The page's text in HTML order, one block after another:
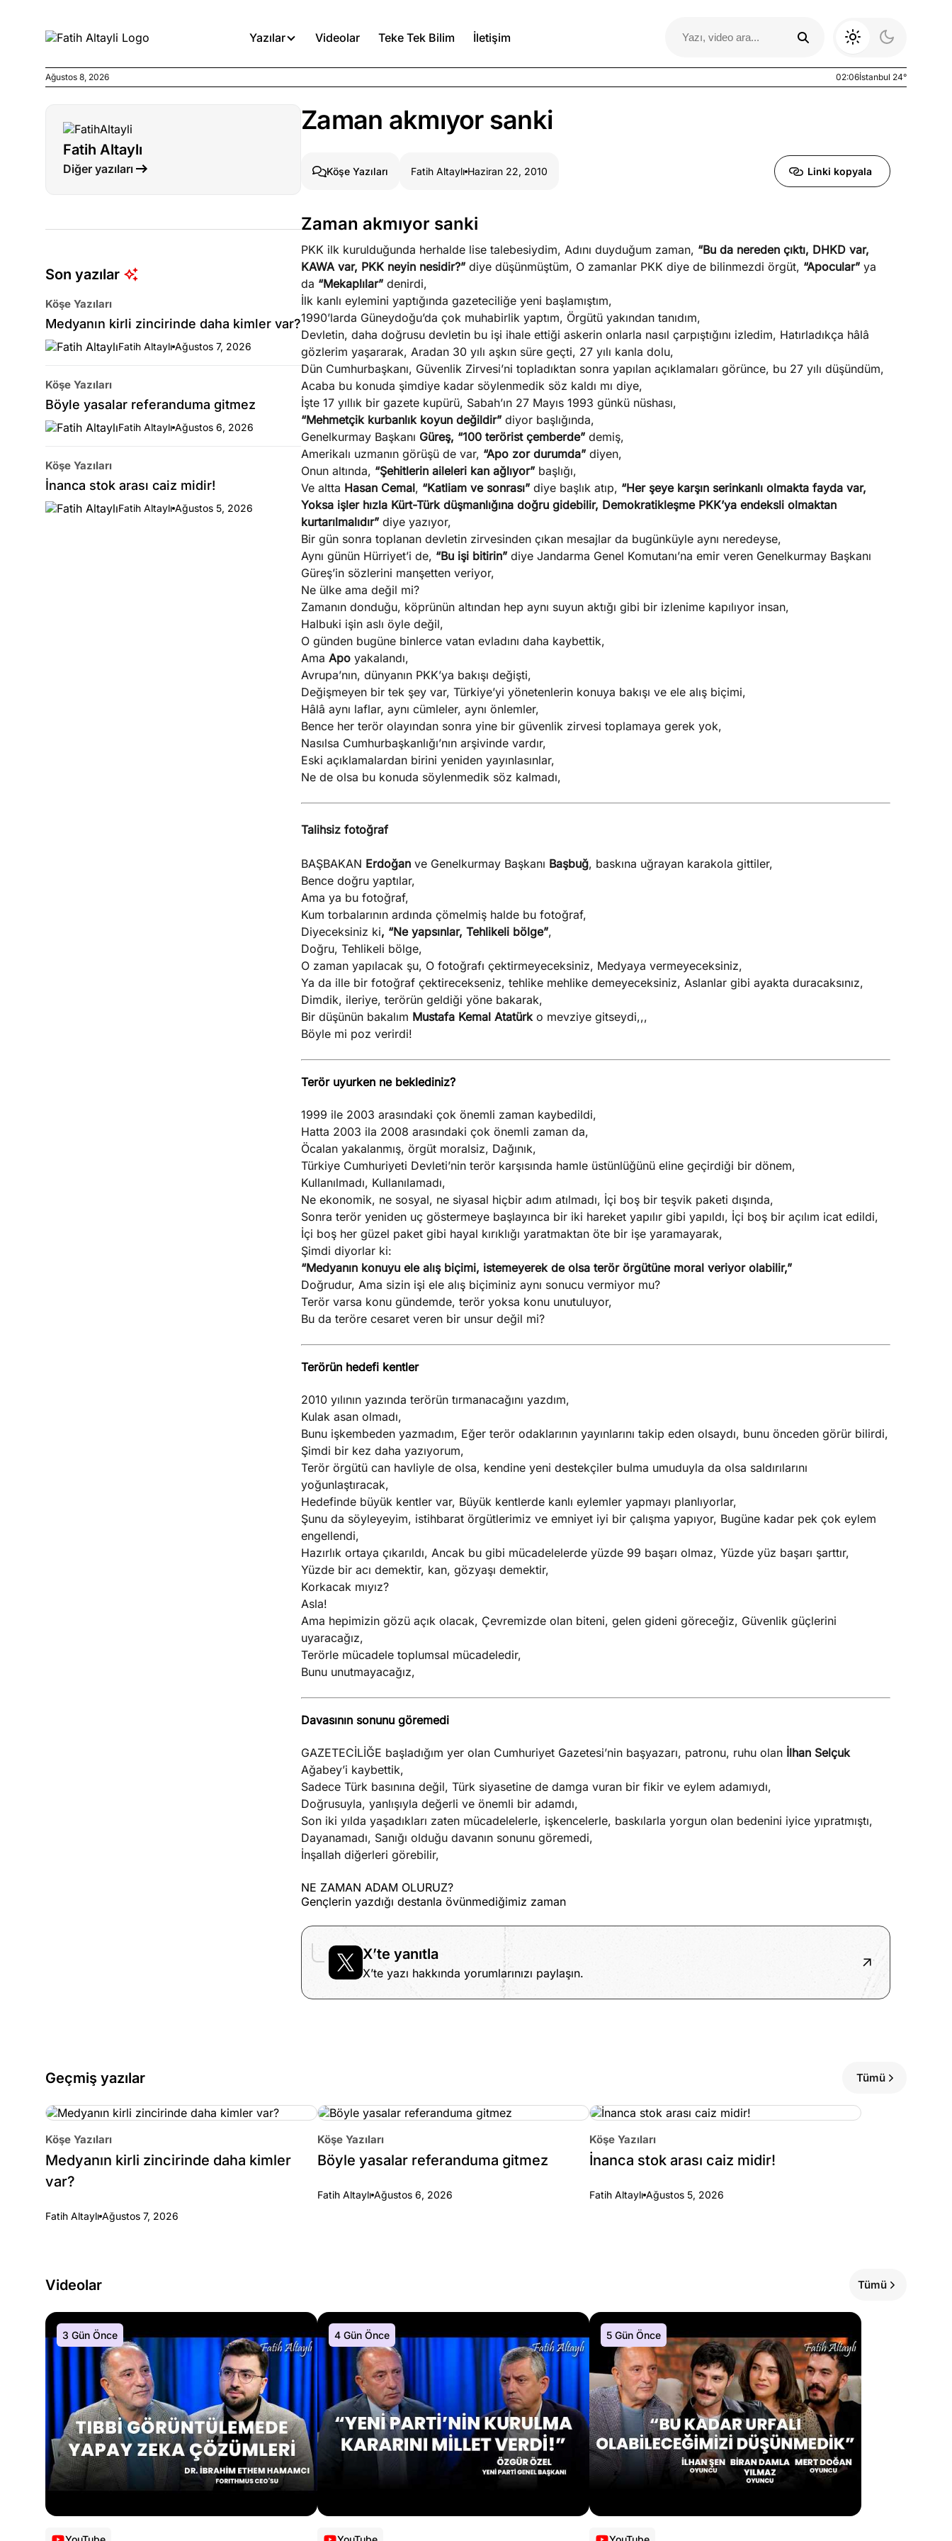
Yazılar Videolar Teke Tek Bilim İletişim
Medyanın kirli zincirinde daha kimler var?
Böyle yasalar referanduma gitmez
Ağustos 5, 2026
İnanca stok arası caiz midir!
Köşe Yazıları Spor Yazıları Otomobil Yazıları
Ağustos 8, 2026 02:06İstanbul 24°
Fatih Altaylı
Diğer yazıları
Son yazılar
Köşe Yazıları
Medyanın kirli zincirinde daha kimler var?
Fatih Altaylı Ağustos 7, 2026
Köşe Yazıları
Böyle yasalar referanduma gitmez
Fatih Altaylı Ağustos 6, 2026
Köşe Yazıları
İnanca stok arası caiz midir!
Fatih Altaylı Ağustos 5, 2026
Zaman akmıyor sanki
Köşe Yazıları Fatih Altaylı Haziran 22, 2010 Linki kopyala
Zaman akmıyor sanki
PKK ilk kurulduğunda herhalde lise talebesiydim, Adını duyduğum zaman, “Bu da nereden çıktı, DHKD var,
KAWA var, PKK neyin nesidir?” diye düşünmüştüm, O zamanlar PKK diye de bilinmezdi örgüt, “Apocular” ya
da “Mekaplılar” denirdi,
İlk kanlı eylemini yaptığında gazeteciliğe yeni başlamıştım,
1990’larda Güneydoğu’da çok muhabirlik yaptım, Örgütü yakından tanıdım,
Devletin, daha doğrusu devletin bu işi ihale ettiği askerin onlarla nasıl çarpıştığını izledim, Hatırladıkça hâlâ
gözlerim yaşararak, Aradan 30 yılı aşkın süre geçti, 27 yılı kanla dolu,
Dün Cumhurbaşkanı, Güvenlik Zirvesi’ni topladıktan sonra yapılan açıklamaları görünce, bu 27 yılı düşündüm,
Acaba bu konuda şimdiye kadar söylenmedik söz kaldı mı diye,
İşte 17 yıllık bir gazete kupürü, Sabah’ın 27 Mayıs 1993 günkü nüshası,
“Mehmetçik kurbanlık koyun değildir” diyor başlığında,
Genelkurmay Başkanı Güreş, “100 terörist çemberde” demiş,
Amerikalı uzmanın görüşü de var, “Apo zor durumda” diyen,
Onun altında, “Şehitlerin aileleri kan ağlıyor” başlığı,
Ve altta Hasan Cemal, “Katliam ve sonrası” diye başlık atıp, “Her şeye karşın serinkanlı olmakta fayda var,
Yoksa işler hızla Kürt-Türk düşmanlığına doğru gidebilir, Demokratikleşme PKK’ya endeksli olmaktan
kurtarılmalıdır” diye yazıyor,
Bir gün sonra toplanan devletin zirvesinden çıkan mesajlar da bugünküyle aynı neredeyse,
Aynı günün Hürriyet’i de, “Bu işi bitirin” diye Jandarma Genel Komutanı’na emir veren Genelkurmay Başkanı
Güreş’in sözlerini manşetten veriyor,
Ne ülke ama değil mi?
Zamanın donduğu, köprünün altından hep aynı suyun aktığı gibi bir izlenime kapılıyor insan,
Halbuki işin aslı öyle değil,
O günden bugüne binlerce vatan evladını daha kaybettik,
Ama Apo yakalandı,
Avrupa’nın, dünyanın PKK’ya bakışı değişti,
Değişmeyen bir tek şey var, Türkiye’yi yönetenlerin konuya bakışı ve ele alış biçimi,
Hâlâ aynı laflar, aynı cümleler, aynı önlemler,
Bence her terör olayından sonra yine bir güvenlik zirvesi toplamaya gerek yok,
Nasılsa Cumhurbaşkanlığı’nın arşivinde vardır,
Eski açıklamalardan birini yeniden yayınlasınlar,
Ne de olsa bu konuda söylenmedik söz kalmadı,
Talihsiz fotoğraf
BAŞBAKAN Erdoğan ve Genelkurmay Başkanı Başbuğ, baskına uğrayan karakola gittiler,
Bence doğru yaptılar,
Ama ya bu fotoğraf,
Kum torbalarının ardında çömelmiş halde bu fotoğraf,
Diyeceksiniz ki, “Ne yapsınlar, Tehlikeli bölge”,
Doğru, Tehlikeli bölge,
O zaman yapılacak şu, O fotoğrafı çektirmeyeceksiniz, Medyaya vermeyeceksiniz,
Ya da ille bir fotoğraf çektirecekseniz, tehlike mehlike demeyeceksiniz, Aslanlar gibi ayakta duracaksınız,
Dimdik, ileriye, terörün geldiği yöne bakarak,
Bir düşünün bakalım Mustafa Kemal Atatürk o mevziye gitseydi,,,
Böyle mi poz verirdi!
Terör uyurken ne beklediniz?
1999 ile 2003 arasındaki çok önemli zaman kaybedildi,
Hatta 2003 ila 2008 arasındaki çok önemli zaman da,
Öcalan yakalanmış, örgüt moralsiz, Dağınık,
Türkiye Cumhuriyeti Devleti’nin terör karşısında hamle üstünlüğünü eline geçirdiği bir dönem,
Kullanılmadı, Kullanılamadı,
Ne ekonomik, ne sosyal, ne siyasal hiçbir adım atılmadı, İçi boş bir teşvik paketi dışında,
Sonra terör yeniden uç göstermeye başlayınca bir iki hareket yapılır gibi yapıldı, İçi boş bir açılım icat edildi,
İçi boş her güzel paket gibi hayal kırıklığı yaratmaktan öte bir işe yaramayarak,
Şimdi diyorlar ki:
“Medyanın konuyu ele alış biçimi, istemeyerek de olsa terör örgütüne moral veriyor olabilir,”
Doğrudur, Ama sizin işi ele alış biçiminiz aynı sonucu vermiyor mu?
Terör varsa konu gündemde, terör yoksa konu unutuluyor,
Bu da teröre cesaret veren bir unsur değil mi?
Terörün hedefi kentler
2010 yılının yazında terörün tırmanacağını yazdım,
Kulak asan olmadı,
Bunu işkembeden yazmadım, Eğer terör odaklarının yayınlarını takip eden olsaydı, bunu önceden görür bilirdi,
Şimdi bir kez daha yazıyorum,
Terör örgütü can havliyle de olsa, kendine yeni destekçiler bulma umuduyla da olsa saldırılarını
yoğunlaştıracak,
Hedefinde büyük kentler var, Büyük kentlerde kanlı eylemler yapmayı planlıyorlar,
Şunu da söyleyeyim, istihbarat örgütlerimiz ve emniyet iyi bir çalışma yapıyor, Bugüne kadar pek çok eylem
engellendi,
Hazırlık ortaya çıkarıldı, Ancak bu gibi mücadelelerde yüzde 99 başarı olmaz, Yüzde yüz başarı şarttır,
Yüzde bir acı demektir, kan, gözyaşı demektir,
Korkacak mıyız?
Asla!
Ama hepimizin gözü açık olacak, Çevremizde olan biteni, gelen gideni göreceğiz, Güvenlik güçlerini
uyaracağız,
Terörle mücadele toplumsal mücadeledir,
Bunu unutmayacağız,
Davasının sonunu göremedi
GAZETECİLİĞE başladığım yer olan Cumhuriyet Gazetesi’nin başyazarı, patronu, ruhu olan İlhan Selçuk
Ağabey’i kaybettik,
Sadece Türk basınına değil, Türk siyasetine de damga vuran bir fikir ve eylem adamıydı,
Doğrusuyla, yanlışıyla değerli ve önemli bir adamdı,
Son iki yılda yaşadıkları zaten mücadelelerle, işkencelerle, baskılarla yorgun olan bedenini iyice yıpratmıştı,
Dayanamadı, Sanığı olduğu davanın sonunu göremedi,
İnşallah diğerleri görebilir,
NE ZAMAN ADAM OLURUZ?
Gençlerin yazdığı destanla övünmediğimiz zaman
X’te yanıtla
X’te yazı hakkında yorumlarınızı paylaşın.
Geçmiş yazılar Tümü
Köşe Yazıları
Medyanın kirli zincirinde daha kimler
var?
Fatih Altaylı Ağustos 7, 2026
Köşe Yazıları
Böyle yasalar referanduma gitmez
Fatih Altaylı Ağustos 6, 2026
Köşe Yazıları
İnanca stok arası caiz midir!
Fatih Altaylı Ağustos 5, 2026
Videolar Tümü
3 Gün Önce 4 Gün Önce 5 Gün Önce